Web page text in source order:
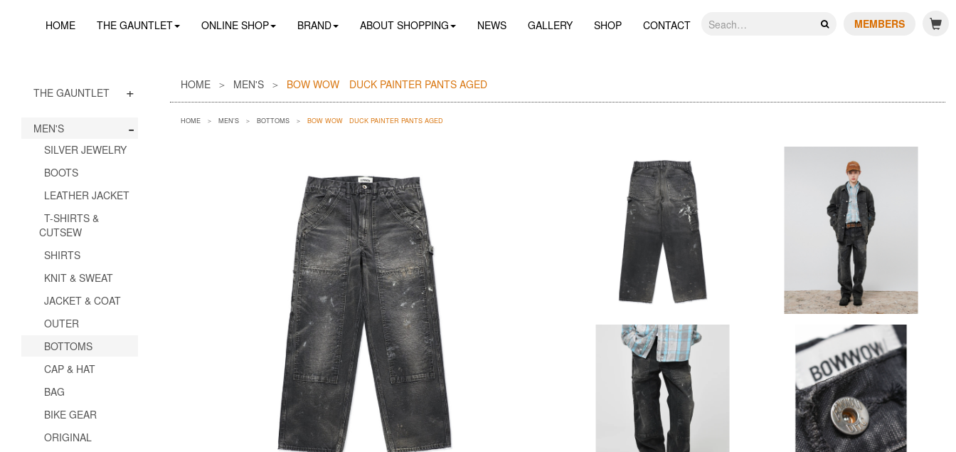
HOME THE GAUNTLET ONLINE SHOP BRAND ABOUT SHOPPING NEWS GALLERY SHOP CONTACT MEMBERS
HOME MEN'S BOW WOW DUCK PAINTER PANTS AGED
HOME MEN'S BOTTOMS BOW WOW DUCK PAINTER PANTS AGED
THE GAUNTLET +
MEN'S
SILVER JEWELRY
BOOTS
LEATHER JACKET
T-SHIRTS &
CUTSEW
SHIRTS
KNIT & SWEAT
JACKET & COAT
OUTER
BOTTOMS
CAP & HAT
BAG
BIKE GEAR
ORIGINAL
-